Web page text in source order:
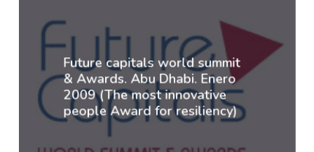
Future capitals world summit
& Awards. Abu Dhabi. Enero
2009 (The most innovative
people Award for resiliency)